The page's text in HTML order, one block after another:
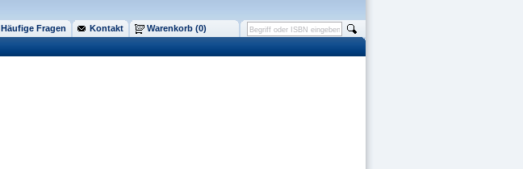
Häufige Fragen Kontakt
Warenkorb (0)